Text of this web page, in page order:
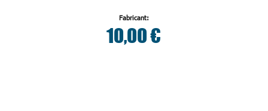
Fabricant:
10,00 €